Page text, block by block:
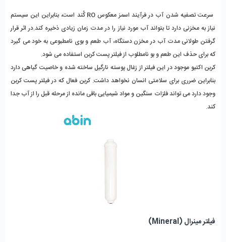
سرعت تصفیه شدن آب در فرآیند اسمز معکوس RO کُند است، بنابراین این سیستم
نیاز به مخزنی دارد تا بتواند آب مورد نیاز را در مدت زمان زیادی ذخیره کند.در اثر قرار
گرفتن طولانی مدت آب در مخزن دستگاه، آب طعم و بوی نامطبوعی به خود می گیرد
که برای حذف این طعم و بو نامطلوب از فیلتر پست کربن استفاده می شود.
کربن اکتیو موجود در این فیلتر از زغال پوسته نارگیل ساخته شده و خاصیت گیاهی دارد
بنابراین ضرری برای سلامتی انسان نخواهد داشت. کربن فعال که در فیلتر پست کربن
وجود دارد می تواند فلزات سنگین و مواد شیمیایی باقی مانده از مرحله قبل را از آب جدا
کند.
فیلتر مینرال (Mineral)